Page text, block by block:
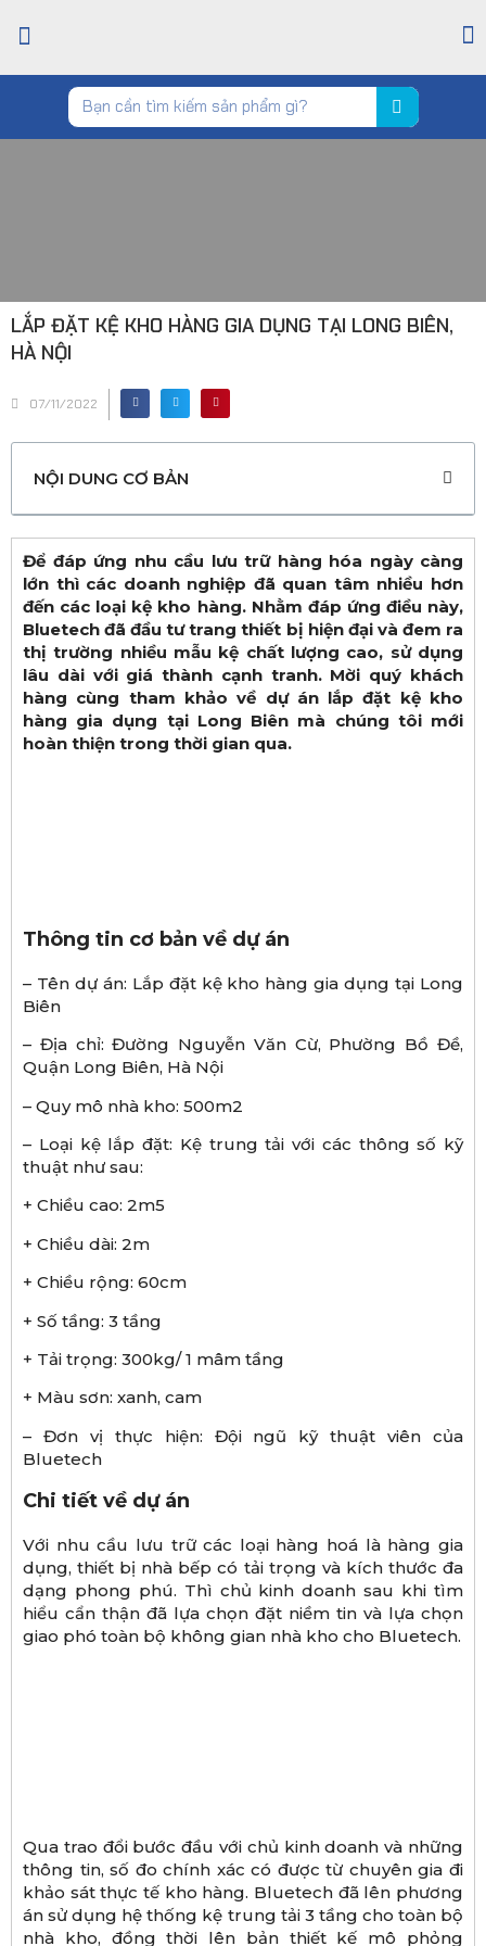
LẮP ĐẶT KỆ KHO HÀNG GIA DỤNG TẠI LONG BIÊN,
HÀ NỘI
07/11/2022
NỘI DUNG CƠ BẢN
Để đáp ứng nhu cầu lưu trữ hàng hóa ngày càng
lớn thì các doanh nghiệp đã quan tâm nhiều hơn
đến các loại kệ kho hàng. Nhằm đáp ứng điều này,
Bluetech đã đầu tư trang thiết bị hiện đại và đem ra
thị trường nhiều mẫu kệ chất lượng cao, sử dụng
lâu dài với giá thành cạnh tranh. Mời quý khách
hàng cùng tham khảo về dự án lắp đặt kệ kho
hàng gia dụng tại Long Biên mà chúng tôi mới
hoàn thiện trong thời gian qua.
Thông tin cơ bản về dự án
– Tên dự án: Lắp đặt kệ kho hàng gia dụng tại Long
Biên
– Địa chỉ: Đường Nguyễn Văn Cừ, Phường Bồ Đề,
Quận Long Biên, Hà Nội
– Quy mô nhà kho: 500m2
– Loại kệ lắp đặt: Kệ trung tải với các thông số kỹ
thuật như sau:
+ Chiều cao: 2m5
+ Chiều dài: 2m
+ Chiều rộng: 60cm
+ Số tầng: 3 tầng
+ Tải trọng: 300kg/ 1 mâm tầng
+ Màu sơn: xanh, cam
– Đơn vị thực hiện: Đội ngũ kỹ thuật viên của
Bluetech
Chi tiết về dự án
Với nhu cầu lưu trữ các loại hàng hoá là hàng gia
dụng, thiết bị nhà bếp có tải trọng và kích thước đa
dạng phong phú. Thì chủ kinh doanh sau khi tìm
hiểu cẩn thận đã lựa chọn đặt niềm tin và lựa chọn
giao phó toàn bộ không gian nhà kho cho Bluetech.
Qua trao đổi bước đầu với chủ kinh doanh và những
thông tin, số đo chính xác có được từ chuyên gia đi
khảo sát thực tế kho hàng. Bluetech đã lên phương
án sử dụng hệ thống kệ trung tải 3 tầng cho toàn bộ
nhà kho, đồng thời lên bản thiết kế mô phỏng